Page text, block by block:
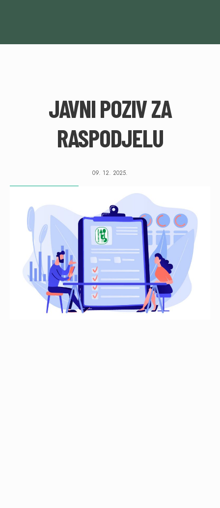
JAVNI POZIV ZA
RASPODJELU
09. 12. 2025.